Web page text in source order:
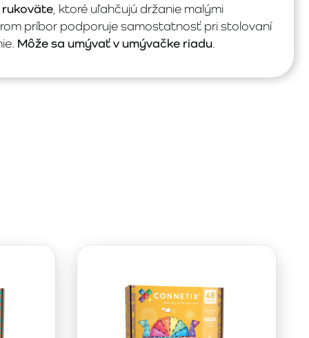
rukoväte, ktoré uľahčujú držanie malými
príbor podporuje samostatnosť pri stolovaní
Môže sa umývať v umývačke riadu.